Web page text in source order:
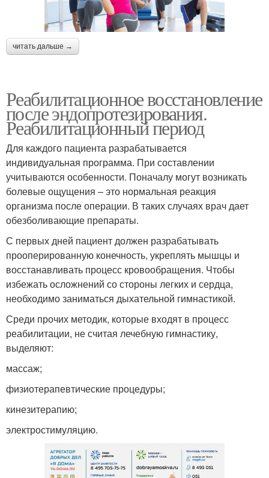
читать дальше →
Реабилитационное восстановление
после эндопротезирования.
Реабилитационный период
Для каждого пациента разрабатывается
индивидуальная программа. При составлении
учитываются особенности. Поначалу могут возникать
болевые ощущения – это нормальная реакция
организма после операции. В таких случаях врач дает
обезболивающие препараты.
С первых дней пациент должен разрабатывать
прооперированную конечность, укреплять мышцы и
восстанавливать процесс кровообращения. Чтобы
избежать осложнений со стороны легких и сердца,
необходимо заниматься дыхательной гимнастикой.
Среди прочих методик, которые входят в процесс
реабилитации, не считая лечебную гимнастику,
выделяют:
массаж;
физиотерапевтические процедуры;
кинезитерапию;
электростимуляцию.